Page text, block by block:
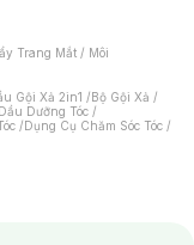
Trang Mắt / Môi
Gội Xả 2in1 /Bộ Gội Xả /
Dưỡng Tóc /
/Dụng Cụ Chăm Sóc Tóc /